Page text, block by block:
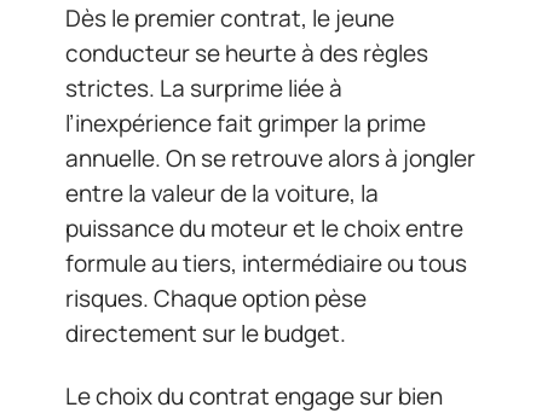
Dès le premier contrat, le jeune
conducteur se heurte à des règles
strictes. La surprime liée à
l’inexpérience fait grimper la prime
annuelle. On se retrouve alors à jongler
entre la valeur de la voiture, la
puissance du moteur et le choix entre
formule au tiers, intermédiaire ou tous
risques. Chaque option pèse
directement sur le budget.
Le choix du contrat engage sur bien